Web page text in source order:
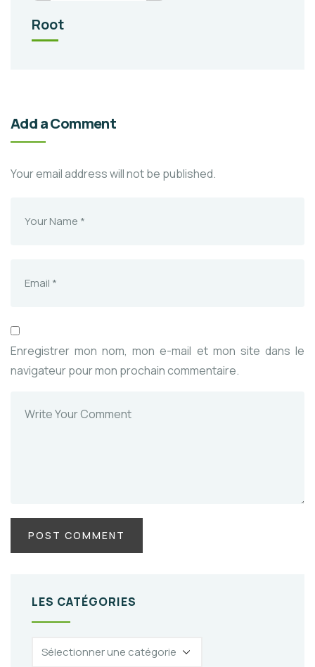
Root
Add a Comment
Your email address will not be published.
Enregistrer mon nom, mon e-mail et mon site dans le
navigateur pour mon prochain commentaire.
LES CATÉGORIES